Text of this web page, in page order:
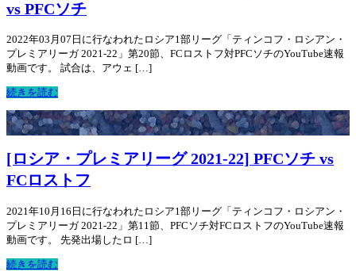
vs PFCソチ
2022年03月07日に行なわれたロシア1部リーグ「ティンコフ・ロシアン・
プレミアリーガ 2021-22」第20節、FCロストフ対PFCソチのYouTube速報
動画です。 試合は、アウェ […]
続きを読む
[ロシア・プレミアリーグ 2021-22] PFCソチ vs
FCロストフ
2021年10月16日に行なわれたロシア1部リーグ「ティンコフ・ロシアン・
プレミアリーガ 2021-22」第11節、PFCソチ対FCロストフのYouTube速報
動画です。 先発出場したロ […]
続きを読む